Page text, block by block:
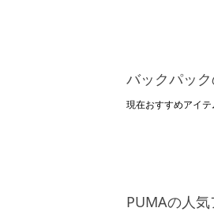
バックパッ
現在おすすめアイテ
PUMAの人